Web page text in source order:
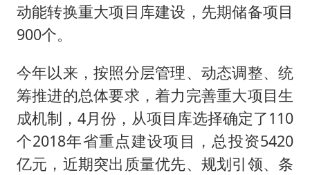
动能转换重大项目库建设，先期储备项目
900个。
今年以来，按照分层管理、动态调整、统
筹推进的总体要求，着力完善重大项目生
成机制，4月份，从项目库选择确定了110
个2018年省重点建设项目，总投资5420
亿元，近期突出质量优先、规划引领、条